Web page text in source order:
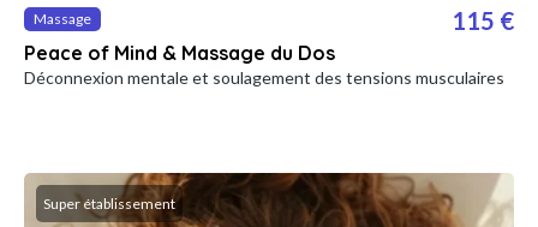
Massage
Peace of Mind & Massage du Dos
115 €
Déconnexion mentale et soulagement des tensions musculaires
Super établissement